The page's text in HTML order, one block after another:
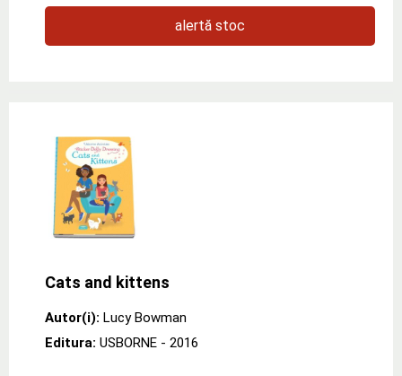
alertă stoc
Cats and kittens
Autor(i): Lucy Bowman
Editura: USBORNE - 2016